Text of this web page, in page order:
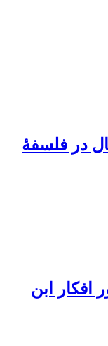
در فلسفۀ
افکار ابن